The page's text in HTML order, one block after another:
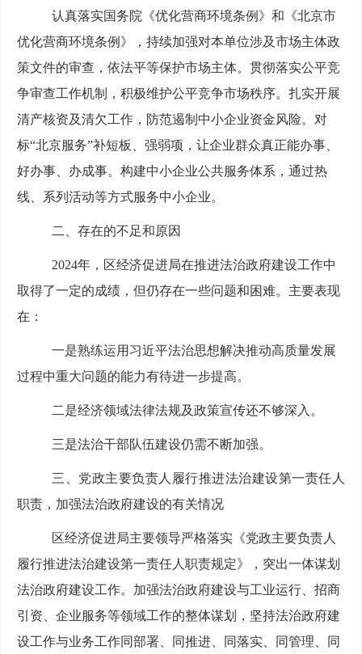
认真落实国务院《优化营商环境条例》和《北京市
优化营商环境条例》，持续加强对本单位涉及市场主体政
策文件的审查，依法平等保护市场主体。贯彻落实公平竞
争审查工作机制，积极维护公平竞争市场秩序。扎实开展
清产核资及清欠工作，防范遏制中小企业资金风险。对
标“北京服务”补短板、强弱项，让企业群众真正能办事、
好办事、办成事。构建中小企业公共服务体系，通过热
线、系列活动等方式服务中小企业。
二、 存在的不足和原因
2024年 ， 区经济促进局在推进法治政府建设工作中
取得了一定的成绩，但仍存在一些问题和困难。主要表现
在：
一是熟练运用习近平法治思想解决推动高质量发展
过程中重大问题的能力有待进一步提高。
二是经济领域法律法规及政策宣传还不够深入。
三是法治干部队伍建设仍需不断加强。
三、 党政主要负责人履行推进法治建设第一责任人
职责，加强法治政府建设的有关情况
区经济促进局主要领导严格落实《党政主要负责人
履行推进法治建设第一责任人职责规定》， 突出一体谋划
法治政府建设工作。 加强法治政府建设与工业运行、 招商
引资
企业服务等领域工作的整体谋划，坚持法治政府建
设工作与业务工作同部署、同推进、同落实、同管理、同